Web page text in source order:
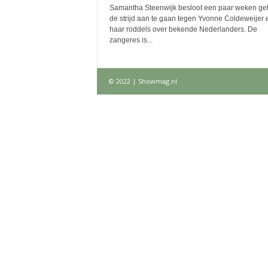
Samantha Steenwijk besloot een paar weken
de strijd aan te gaan tegen Yvonne Coldeweijer
haar roddels over bekende Nederlanders. De
zangeres is...
© 2022 | Showmag.nl